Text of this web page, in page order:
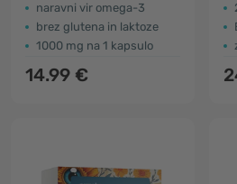
naravni vir omega-3
brez glutena in laktoze
1000 mg na 1 kapsulo
14.99 €